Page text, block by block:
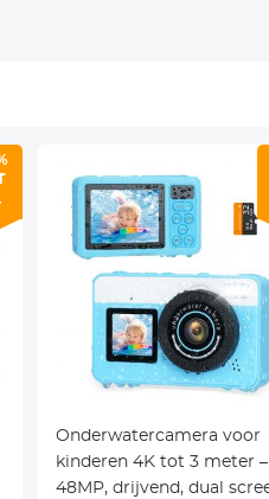
Onderwatercamera voor
kinderen 4K tot 3 meter –
48MP, drijvend, dual